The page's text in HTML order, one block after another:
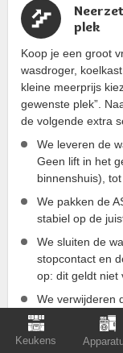
Keukens
plek
Koop je een groot
wasdroger,
kleine meerprijs
gewenste plek”.
de volgende extra
We leveren de
Geen lift in het
binnenshuis),
We pakken de
stabiel op de
We sluiten de
stopcontact en
op: dit geldt niet
We verwijderen
van ASKO.
We voeren het